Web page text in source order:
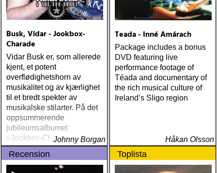
Busk, Vidar - Jookbox-
Charade
Vidar Busk er, som allerede
kjent, et potent
overflødighetshorn av
musikalitet og av kjærlighet
til et bredt spekter av
musikalske stilarter. På det
oppsummerende
jubileumsalbumet
»Jookbox-Charade« tar han
oss med på en svir av en
musikalsk reise i en suite
av groove
Johnny Borgan
Teada - Inné Amárach
Package includes a bonus
DVD featuring live
performance footage of
Téada and documentary of
the rich musical culture of
Ireland’s Sligo region
Håkan Olsson
Recension Toplista